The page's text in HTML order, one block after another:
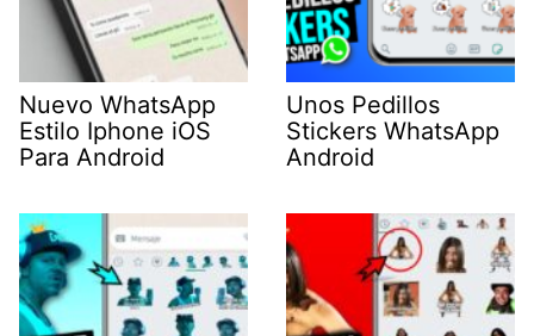
Nuevo WhatsApp
Estilo Iphone iOS
Para Android
Unos Pedillos
Stickers WhatsApp
Android